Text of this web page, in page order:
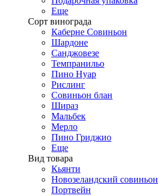
Еще
Сорт винограда
Каберне Совиньон
Шардоне
Санджовезе
Темпранильо
Пино Нуар
Рислинг
Совиньон блан
Шираз
Мальбек
Мерло
Пино Гриджио
Еще
Вид товара
Кьянти
Новозеландский совиньон
Портвейн